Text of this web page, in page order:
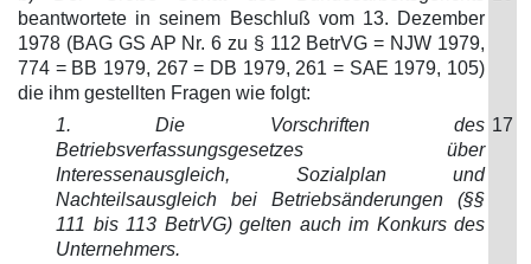
beantwortete in seinem Beschluß vom 13. Dezember
1978 (BAG GS AP Nr. 6 zu § 112 BetrVG = NJW 1979,
774 = BB 1979, 267 = DB 1979, 261 = SAE 1979, 105)
die ihm gestellten Fragen wie folgt:
1. Die Vorschriften des
Betriebsverfassungsgesetzes über
Interessenausgleich, Sozialplan und
Nachteilsausgleich bei Betriebsänderungen (§§
111 bis 113 BetrVG) gelten auch im Konkurs des
Unternehmers.
17